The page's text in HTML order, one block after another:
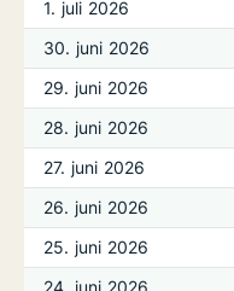
1. juli 2026
30. juni 2026
29. juni 2026
28. juni 2026
27. juni 2026
26. juni 2026
25. juni 2026
24. juni 2026